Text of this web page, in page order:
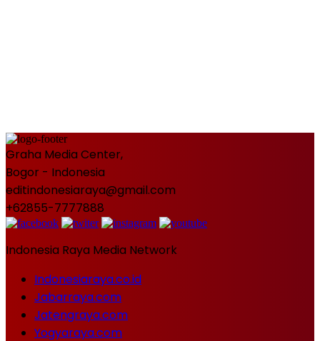
Graha Media Center,
Bogor - Indonesia
editindonesiaraya@gmail.com
+62855-7777888
Indonesia Raya Media Network
Indonesiaraya.co.id
Jabarraya.com
Jatengraya.com
Yogyaraya.com